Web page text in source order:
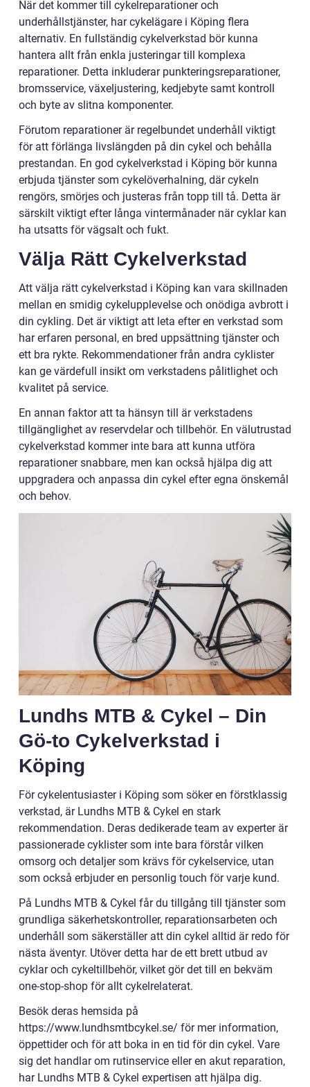
När det kommer till cykelreparationer och
underhållstjänster, har cykelägare i Köping flera
alternativ. En fullständig cykelverkstad bör kunna
hantera allt från enkla justeringar till komplexa
reparationer. Detta inkluderar punkteringsreparationer,
bromsservice, växeljustering, kedjebyte samt kontroll
och byte av slitna komponenter.
Förutom reparationer är regelbundet underhåll viktigt
för att förlänga livslängden på din cykel och behålla
prestandan. En god cykelverkstad i Köping bör kunna
erbjuda tjänster som cykelöverhalning, där cykeln
rengörs, smörjes och justeras från topp till tå. Detta är
särskilt viktigt efter långa vintermånader när cyklar kan
ha utsatts för vägsalt och fukt.
Välja Rätt Cykelverkstad
Att välja rätt cykelverkstad i Köping kan vara skillnaden
mellan en smidig cykelupplevelse och onödiga avbrott i
din cykling. Det är viktigt att leta efter en verkstad som
har erfaren personal, en bred uppsättning tjänster och
ett bra rykte. Rekommendationer från andra cyklister
kan ge värdefull insikt om verkstadens pålitlighet och
kvalitet på service.
En annan faktor att ta hänsyn till är verkstadens
tillgänglighet av reservdelar och tillbehör. En välutrustad
cykelverkstad kommer inte bara att kunna utföra
reparationer snabbare, men kan också hjälpa dig att
uppgradera och anpassa din cykel efter egna önskemål
och behov.
Lundhs MTB & Cykel – Din
Gö-to Cykelverkstad i
Köping
För cykelentusiaster i Köping som söker en förstklassig
verkstad, är Lundhs MTB & Cykel en stark
rekommendation. Deras dedikerade team av experter är
passionerade cyklister som inte bara förstår vilken
omsorg och detaljer som krävs för cykelservice, utan
som också erbjuder en personlig touch för varje kund.
På Lundhs MTB & Cykel får du tillgång till tjänster som
grundliga säkerhetskontroller, reparationsarbeten och
underhåll som säkerställer att din cykel alltid är redo för
nästa äventyr. Utöver detta har de ett brett utbud av
cyklar och cykeltillbehör, vilket gör det till en bekväm
one-stop-shop för allt cykelrelaterat.
Besök deras hemsida på
https://www.lundhsmtbcykel.se/ för mer information,
öppettider och för att boka in en tid för din cykel. Vare
sig det handlar om rutinservice eller en akut reparation,
har Lundhs MTB & Cykel expertisen att hjälpa dig.